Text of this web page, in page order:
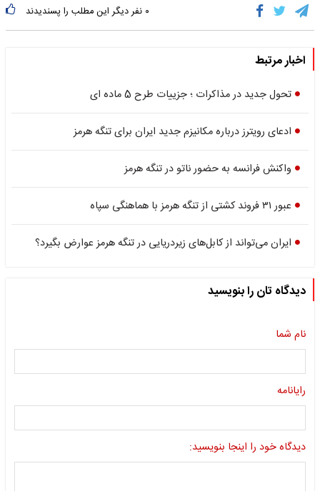
۰ نفر دیگر این مطلب را پسندیدند
اخبار مرتبط
تحول جدید در مذاکرات ؛ جزییات طرح 5 ماده ای
ادعای رویترز درباره مکانیزم جدید ایران برای تنگه هرمز
واکنش فرانسه به حضور ناتو در تنگه هرمز
عبور ۳۱ فروند کشتی از تنگه هرمز با هماهنگی سپاه
ایران می‌تواند از کابل‌های زیردریایی در تنگه هرمز عوارض بگیرد؟
دیدگاه تان را بنویسید
نام شما
رایانامه
دیدگاه خود را اینجا بنویسید: